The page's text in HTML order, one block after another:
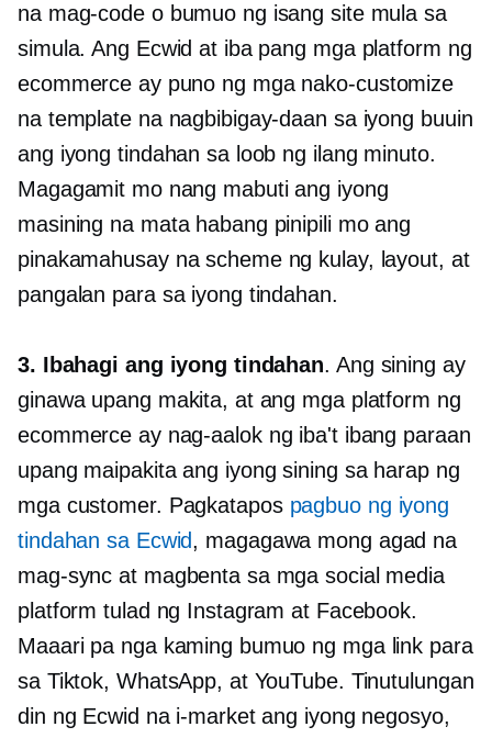
na mag-code o bumuo ng isang site mula sa
simula. Ang Ecwid at iba pang mga platform ng
ecommerce ay puno ng mga nako-customize
na template na nagbibigay-daan sa iyong buuin
ang iyong tindahan sa loob ng ilang minuto.
Magagamit mo nang mabuti ang iyong
masining na mata habang pinipili mo ang
pinakamahusay na scheme ng kulay, layout, at
pangalan para sa iyong tindahan.
3. Ibahagi ang iyong tindahan. Ang sining ay
ginawa upang makita, at ang mga platform ng
ecommerce ay nag-aalok ng iba't ibang paraan
upang maipakita ang iyong sining sa harap ng
mga customer. Pagkatapos pagbuo ng iyong
tindahan sa Ecwid, magagawa mong agad na
mag-sync at magbenta sa mga social media
platform tulad ng Instagram at Facebook.
Maaari pa nga kaming bumuo ng mga link para
sa Tiktok, WhatsApp, at YouTube. Tinutulungan
din ng Ecwid na i-market ang iyong negosyo,